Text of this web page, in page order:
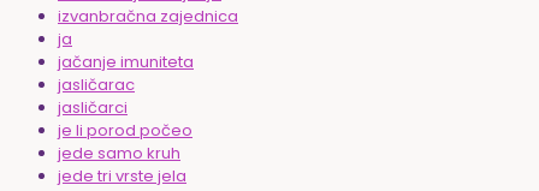
izvanbračna zajednica
ja
jačanje imuniteta
jasličarac
jasličarci
je li porod počeo
jede samo kruh
jede tri vrste jela